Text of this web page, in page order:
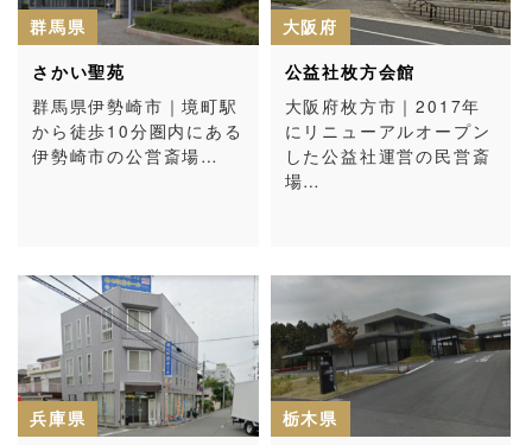
群馬県
さかい聖苑
群馬県伊勢崎市｜境町駅
から徒歩10分圏内にある
伊勢崎市の公営斎場…
大阪府
公益社枚方会館
大阪府枚方市｜2017年
にリニューアルオープン
した公益社運営の民営斎
場…
兵庫県 栃木県